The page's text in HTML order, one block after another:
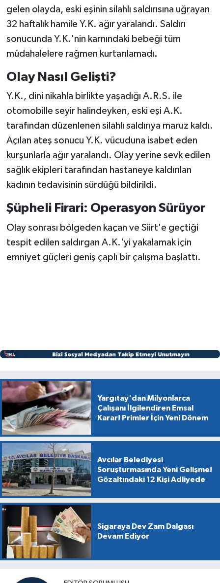
gelen olayda, eski eşinin silahlı saldırısına uğrayan
32 haftalık hamile Y.K. ağır yaralandı. Saldırı
sonucunda Y.K.'nin karnındaki bebeği tüm
müdahalelere rağmen kurtarılamadı.
Olay Nasıl Gelişti?
Y.K., dini nikahla birlikte yaşadığı A.R.S. ile
otomobille seyir halindeyken, eski eşi A.K.
tarafından düzenlenen silahlı saldırıya maruz kaldı.
Açılan ateş sonucu Y.K. vücuduna isabet eden
kurşunlarla ağır yaralandı. Olay yerine sevk edilen
sağlık ekipleri tarafından hastaneye kaldırılan
kadının tedavisinin sürdüğü bildirildi.
Şüpheli Firari: Operasyon Sürüyor
Olay sonrası bölgeden kaçan ve Siirt'e geçtiği
tespit edilen saldırgan A.K.'yi yakalamak için
emniyet güçleri geniş çaplı bir çalışma başlattı.
Yargıtay'dan Milyonlarca
Çalışanı İlgilendiren Emsal
Karar! Primler İçin Yeni Dönem
Avcılar Belediyesi
Soruşturmasında Yeni Gelişme!
Gözaltındaki 12 Kişi Adliyede
Sigaraya Dev Zam Dalgası
Devam Ediyor